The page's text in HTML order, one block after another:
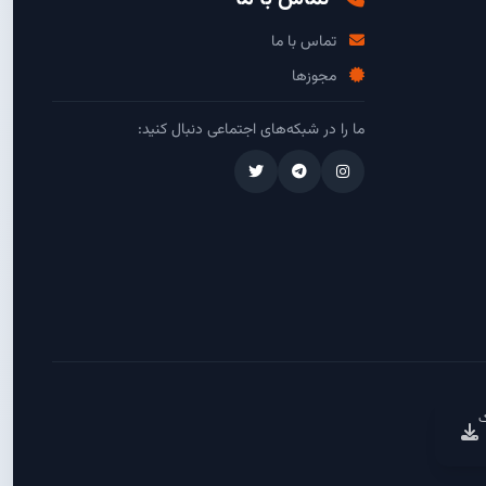
تماس با ما
مجوزها
ما را در شبکه‌های اجتماعی دنبال کنید: